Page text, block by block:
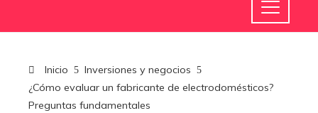
Inicio
Inversiones y negocios
¿Cómo evaluar un fabricante de electrodomésticos?
Preguntas fundamentales